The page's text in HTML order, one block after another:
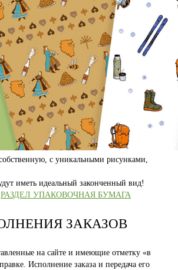
с уникальными рисунками,
иметь идеальный законченный вид!
РАЗДЕЛ УПАКОВОЧНАЯ БУМАГА
ЗАКАЗОВ
на сайте и имеющие отметку «в
Исполнение заказа и передача его